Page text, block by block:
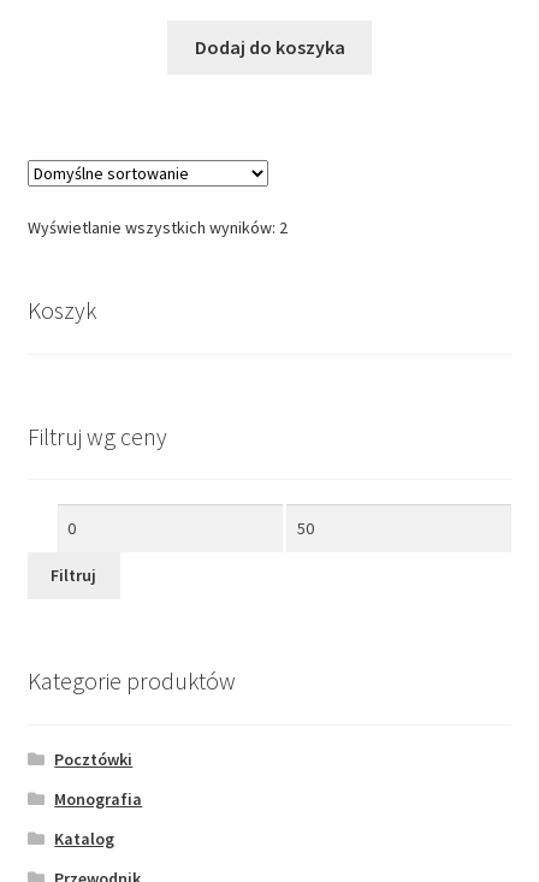
Dodaj do koszyka
Wyświetlanie wszystkich wyników: 2
Koszyk
Filtruj wg ceny
Cena
Cena
Filtruj
Kategorie produktów
Pocztówki
Monografia
Katalog